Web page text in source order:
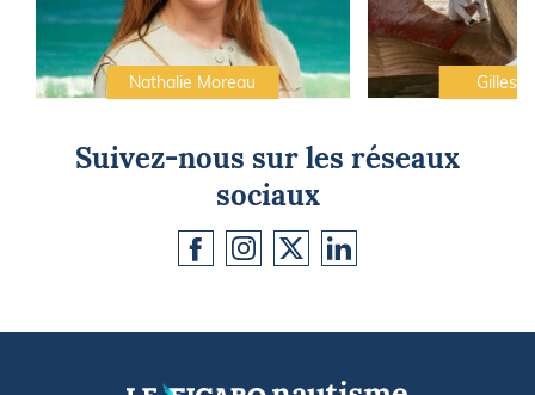
Nathalie Moreau Gilles
Suivez-nous sur les réseaux
sociaux